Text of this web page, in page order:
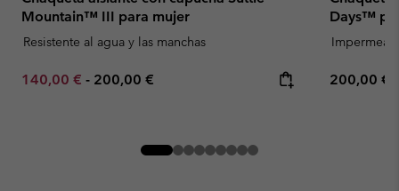
Mountain™ III para mujer
Resistente al agua y las manchas
Minimum sale price:
140,00 € - Maximum price:
200,00 €
Days™
Regular
200,00 €